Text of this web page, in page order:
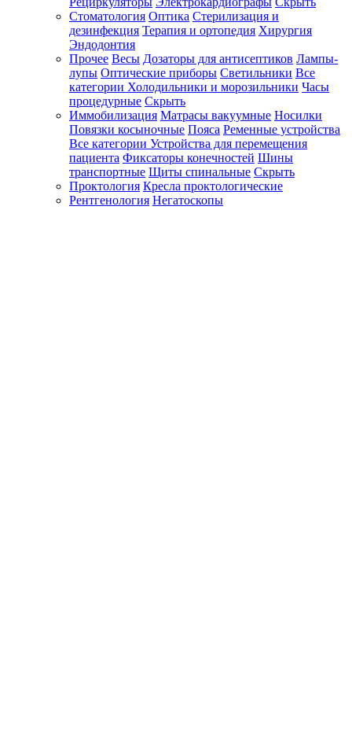
Стоматология Оптика Стерилизация и
дезинфекция Терапия и ортопедия Хирургия
Эндодонтия
Прочее Весы Дозаторы для антисептиков Лампы-
лупы Оптические приборы Светильники Все
категории Холодильники и морозильники Часы
процедурные Скрыть
Иммобилизация Матрасы вакуумные Носилки
Повязки косыночные Пояса Ременные устройства
Все категории Устройства для перемещения
пациента Фиксаторы конечностей Шины
транспортные Щиты спинальные Скрыть
Проктология Кресла проктологические
Рентгенология Негатоскопы